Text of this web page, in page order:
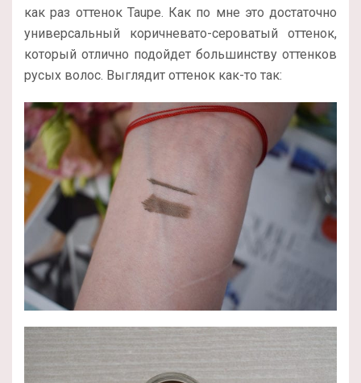
как раз оттенок Taupe. Как по мне это достаточно
универсальный коричневато-сероватый оттенок,
который отлично подойдет большинству оттенков
русых волос. Выглядит оттенок как-то так: